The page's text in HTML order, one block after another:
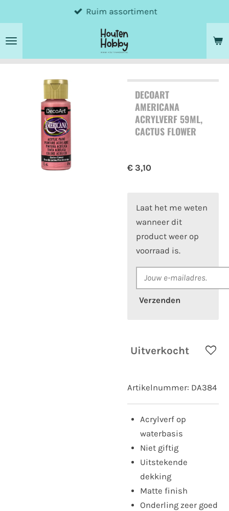
direct
naar
Ruim assortiment
DECOART
AMERICANA
ACRYLVERF 59ML,
CACTUS FLOWER
€ 3,10
Laat het me weten
wanneer dit
product weer op
voorraad is.
Verzenden
Uitverkocht
Artikelnummer: DA384
Acrylverf op
waterbasis
Niet giftig
Uitstekende
dekking
Matte finish
Onderling zeer goed